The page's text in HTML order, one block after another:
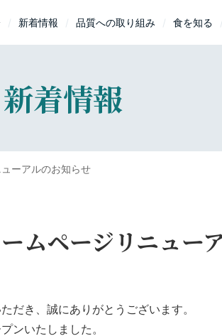
新着情報 品質への取り組み 食を知る
新着情報
ーアルのお知らせ
ムページリニュー
だき、誠にありがとうございます。
ンいたしました。